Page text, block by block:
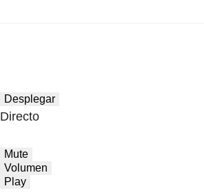
Desplegar
Directo
Mute
Volumen
Play